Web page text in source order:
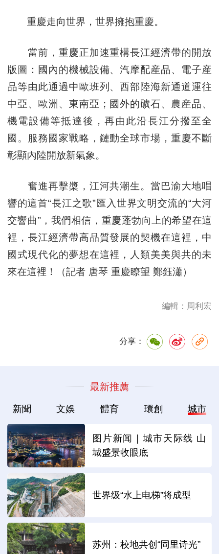
重慶走向世界，世界擁抱重慶。
當前，重慶正加速重構長江經濟帶的開放
版圖：國內的機械設備、汽摩配産品、電子産
品等由此通過中歐班列、西部陸海新通道運往
中亞、歐洲、東南亞；國外的礦石、農産品、
機電設備等抵達後，再由此沿長江分撥至全
國。服務國家戰略，鏈動全球市場，重慶不斷
彰顯內陸開放新氣象。
奮進再擊槳，江河共潮生。當巴渝大地唱
響的這首“長江之歌”匯入世界文明交流的“大河
交響曲”，我們相信，重慶蓬勃向上的希望在這
裡，長江經濟帶高品質發展的契機在這裡，中
國式現代化的夢想在這裡，人類美美與共的未
來在這裡！（記者 唐琴 重慶瞭望 鄭鈺瀟）
編輯：周利宏
分享：
最新推薦
新聞 文娛 體育 環創 城市
图片新闻｜城市天际线 山
城盛景收眼底
世界级“水上电梯”将成型
苏州：校地共创“同里诗光”